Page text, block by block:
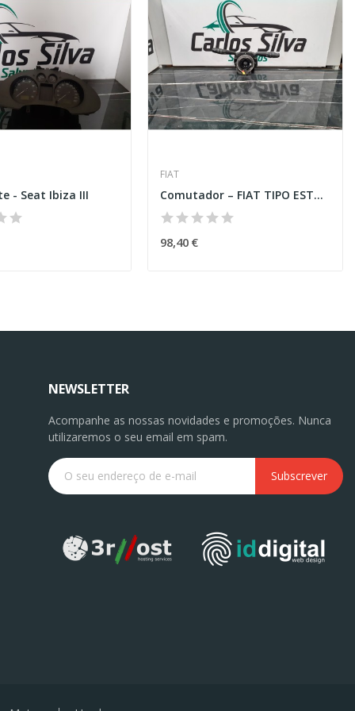
- Seat Ibiza III
FIAT
Comutador – FIAT TIPO ESTATE (356_.357_)
98,40 €
NEWSLETTER
Acompanhe as nossas novidades e promoções. Nunca
utilizaremos o seu email em spam.
Subscrever